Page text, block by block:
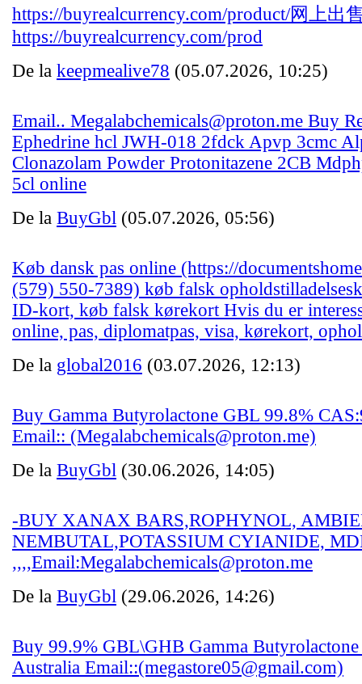
https://buyrealcurrency.com/product/网上出
https://buyrealcurrency.com/prod
De la keepmealive78 (05.07.2026, 10:25)
Email.. Megalabchemicals@proton.me Buy
Ephedrine hcl JWH-018 2fdck Apvp 3cmc
Clonazolam Powder Protonitazene 2CB
5cl online
De la BuyGbl (05.07.2026, 05:56)
Køb dansk pas online (https://
(579) 550-7389) køb falsk
ID-kort, køb falsk kørekort Hvis du er
online, pas, diplomatpas, visa, kørekort,
De la global2016 (03.07.2026, 12:13)
Buy Gamma Butyrolactone GBL 99.8%
Email:: (Megalabchemicals@proton.me)
De la BuyGbl (30.06.2026, 14:05)
-BUY XANAX BARS,ROPHYNOL,
NEMBUTAL,POTASSIUM CYIANIDE,
,,,,Email:Megalabchemicals@proton.me
De la BuyGbl (29.06.2026, 14:26)
Buy 99.9% GBL\GHB Gamma
Australia Email::(megastore05@gmail.com)